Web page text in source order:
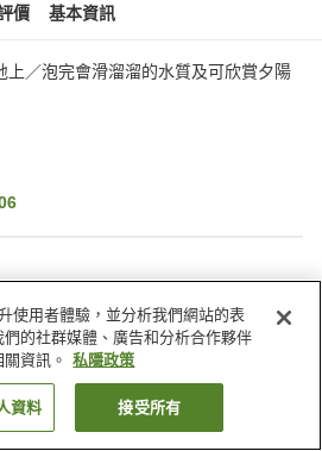
價 基本資訊
上／泡完會滑溜溜的水質及可欣賞夕陽
岩盤浴
水療/美容院
找客房
使用者體驗，並分析我們網站的表
的社群媒體、廣告和分析合作夥伴
資訊。
私隱政策
資料 接受所有